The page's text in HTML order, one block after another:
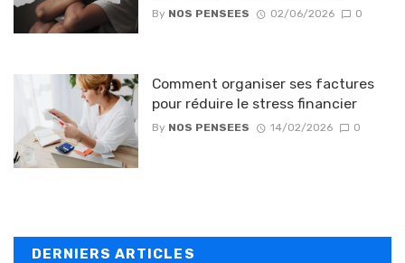
By NOS PENSEES 02/06/2026 0
Comment organiser ses factures
pour réduire le stress financier
By NOS PENSEES 14/02/2026 0
DERNIERS ARTICLES